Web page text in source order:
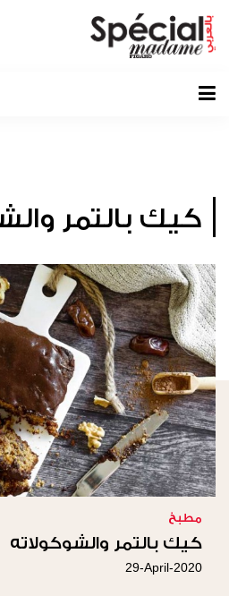
كيك بالتمر
مطبخ
كيك بالتمر والشوكولاته
29-April-2020